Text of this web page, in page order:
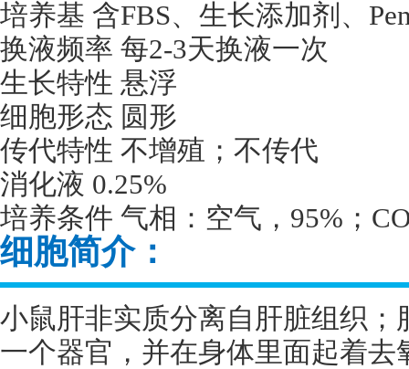
培养基 含FBS、生长添加剂、
换液频率 每2-3天换液一次
生长特性 悬浮
细胞形态 圆形
传代特性 不增殖；不传代
消化液 0.25%
培养条件 气相：空气， 95% ；
细胞简介：
小鼠肝非实质分离自肝脏组织
一个器官，并在身体里面起着